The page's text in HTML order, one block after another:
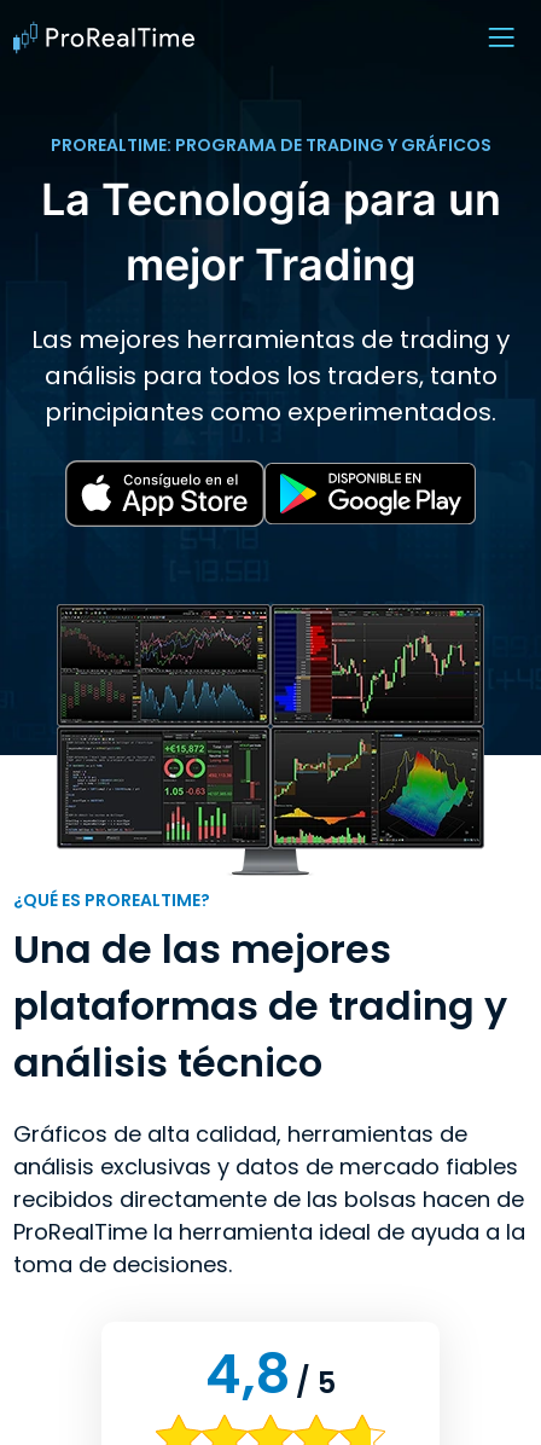
PROREALTIME: PROGRAMA DE TRADING Y GRÁFICOS
La Tecnología para un
mejor Trading
Las mejores herramientas de trading y
análisis para todos los traders, tanto
principiantes como experimentados.
¿QUÉ ES PROREALTIME?
Una de las mejores
plataformas de trading y
análisis técnico
Gráficos de alta calidad, herramientas de
análisis exclusivas y datos de mercado fiables
recibidos directamente de las bolsas hacen de
ProRealTime la herramienta ideal de ayuda a la
toma de decisiones.
4,8 / 5